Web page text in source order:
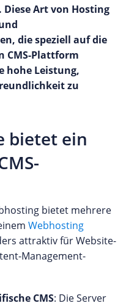
Art von Hosting
die speziell auf die
CMS-Plattform
hohe Leistung,
zu
bietet ein
bietet mehrere
Webhosting
attraktiv für Website-
Management-
CMS: Die Server